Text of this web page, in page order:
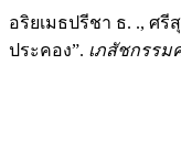
อริยเมธปรีชา ธ. ., ศ
ประคอง”. เภสัชกรรม